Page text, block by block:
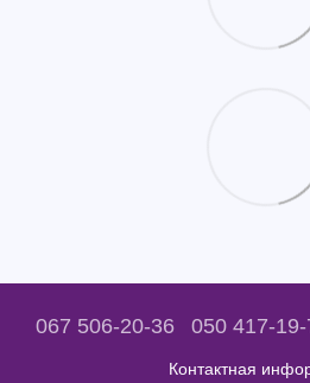
067 506-20-36 050 417-19-
Контактная